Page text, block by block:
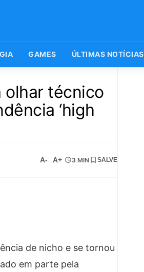
GAMES ÚLTIMAS NOTÍCIAS
olhar técnico
‘high
A- A+ 3 MIN SALVE
de nicho e se tornou
em parte pela